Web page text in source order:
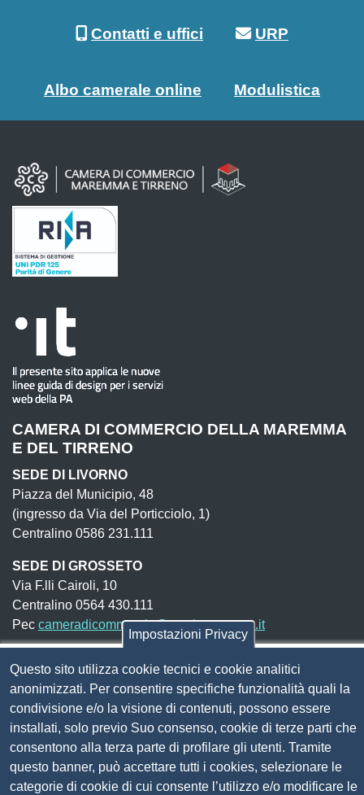
Contatti e uffici URP
Albo camerale online Modulistica
CAMERA DI COMMERCIO DELLA MAREMMA
E DEL TIRRENO
SEDE DI LIVORNO
Piazza del Municipio, 48
(ingresso da Via del Porticciolo, 1)
Centralino 0586 231.111
SEDE DI GROSSETO
Via F.lli Cairoli, 10
Centralino 0564 430.111
Pec cameradicommercio@pec.lg.camcom.it
Codice fiscale e Partita Iva:01838690491
Codice univoco fatturazione elettronica:
Pagare con PagoPA
Seguici su
Impostazioni Privacy
Questo sito utilizza cookie tecnici e cookie analitici
anonimizzati. Per consentire specifiche funzionalità quali la
condivisione e/o la visione di contenuti, possono essere
installati, solo previo Suo consenso, cookie di terze parti che
consentono alla terza parte di profilare gli utenti. Tramite
questo banner, può accettare tutti i cookies, selezionare le
categorie di cookie di cui consente l’utilizzo e/o modificare le